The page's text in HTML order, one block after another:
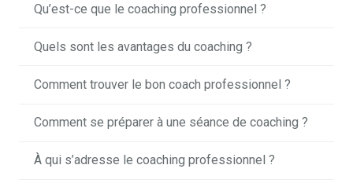
Qu’est-ce que le coaching professionnel ?
Quels sont les avantages du coaching ?
Comment trouver le bon coach professionnel ?
Comment se préparer à une séance de coaching ?
À qui s’adresse le coaching professionnel ?